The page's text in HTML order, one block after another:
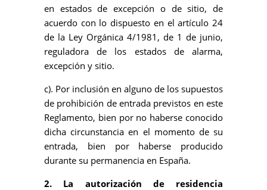
en estados de excepción o de sitio, de
acuerdo con lo dispuesto en el artículo 24
de la Ley Orgánica 4/1981, de 1 de junio,
reguladora de los estados de alarma,
excepción y sitio.
c). Por inclusión en alguno de los supuestos
de prohibición de entrada previstos en este
Reglamento, bien por no haberse conocido
dicha circunstancia en el momento de su
entrada, bien por haberse producido
durante su permanencia en España.
2. La autorización de residencia